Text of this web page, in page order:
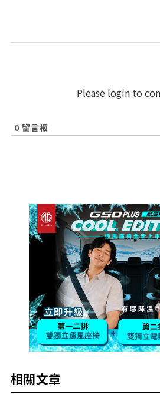
Please login to
0 留言板
相關文章